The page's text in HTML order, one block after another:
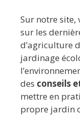
Sur notre site,
sur les
d’agriculture
jardinage
des conseils
mettre en
propre jardin